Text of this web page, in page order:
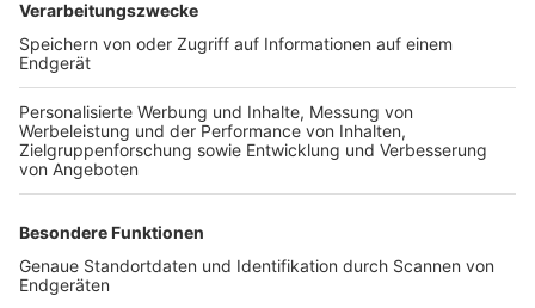
TOP-VEREINE
TOP-PARTNER